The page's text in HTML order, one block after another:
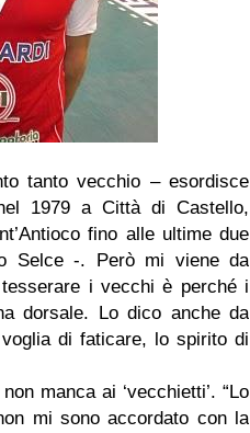
tanto vecchio – esordisce
1979 a Città di Castello,
fino alle ultime due
Selce-. Però mi viene da
i vecchi è perché i
dorsale. Lo dico anche da
di faticare, lo spirito di
manca ai ‘vecchietti’. “Lo
mi sono accordato con la